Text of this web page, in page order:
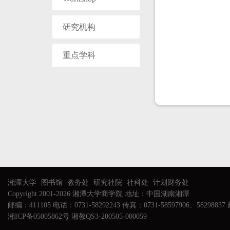
研究机构
重点学科
湘潭大学 图书馆 教务处 研究社院 社科处
计划财务处
Copyright 2001-2026 湘潭大学商学院 地址：中国湖南湘潭
邮编：411105 电话：0731-58292243 传真：0731-58597906、58298837
湘ICP备05005862号 湘教QS3-200505-000059